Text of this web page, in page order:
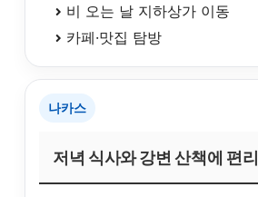
비 오는 날 지하상가 이동
카페·맛집 탐방
나카스
저녁 식사와 강변 산책에 편리